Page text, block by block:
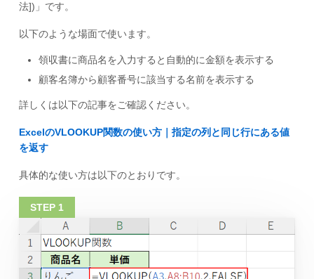
法])」です。
以下のような場面で使います。
領収書に商品名を入力すると自動的に金額を表示する
顧客名簿から顧客番号に該当する名前を表示する
詳しくは以下の記事をご確認ください。
ExcelのVLOOKUP関数の使い方｜指定の列と同じ行にある値
を返す
具体的な使い方は以下のとおりです。